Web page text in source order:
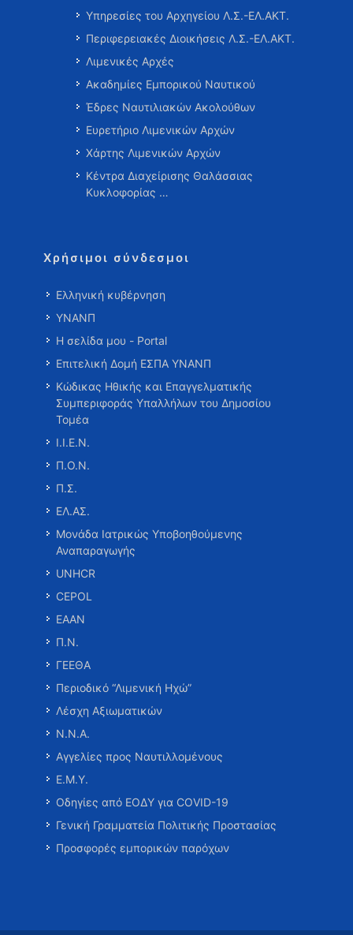
Υπηρεσίες του Αρχηγείου Λ.Σ.-ΕΛ.ΑΚΤ.
Περιφερειακές Διοικήσεις Λ.Σ.-ΕΛ.ΑΚΤ.
Λιμενικές Αρχές
Ακαδημίες Εμπορικού Ναυτικού
Έδρες Ναυτιλιακών Ακολούθων
Ευρετήριο Λιμενικών Αρχών
Χάρτης Λιμενικών Αρχών
Κέντρα Διαχείρισης Θαλάσσιας
Κυκλοφορίας …
Χρήσιμοι σύνδεσμοι
Ελληνική κυβέρνηση
ΥΝΑΝΠ
Η σελίδα μου - Portal
Επιτελική Δομή ΕΣΠΑ ΥΝΑΝΠ
Κώδικας Ηθικής και Επαγγελματικής
Συμπεριφοράς Υπαλλήλων του Δημοσίου
Τομέα
Ι.Ι.Ε.Ν.
Π.Ο.Ν.
Π.Σ.
ΕΛ.ΑΣ.
Μονάδα Ιατρικώς Υποβοηθούμενης
Αναπαραγωγής
UNHCR
CEPOL
ΕΑΑΝ
Π.Ν.
ΓΕΕΘΑ
Περιοδικό “Λιμενική Ηχώ”
Λέσχη Αξιωματικών
Ν.Ν.Α.
Αγγελίες προς Ναυτιλλομένους
Ε.Μ.Υ.
Οδηγίες από ΕΟΔΥ για COVID-19
Γενική Γραμματεία Πολιτικής Προστασίας
Προσφορές εμπορικών παρόχων